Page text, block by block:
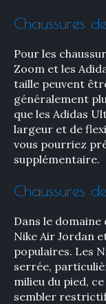
Chaussures
Pour les
Zoom et les
taille peuvent
généralement
que les Adidas
largeur et de
vous pourriez
supplémentaire.
Chaussures
Dans le domaine
Nike Air Jordan
populaires. Les
serrée,
milieu du pied,
sembler